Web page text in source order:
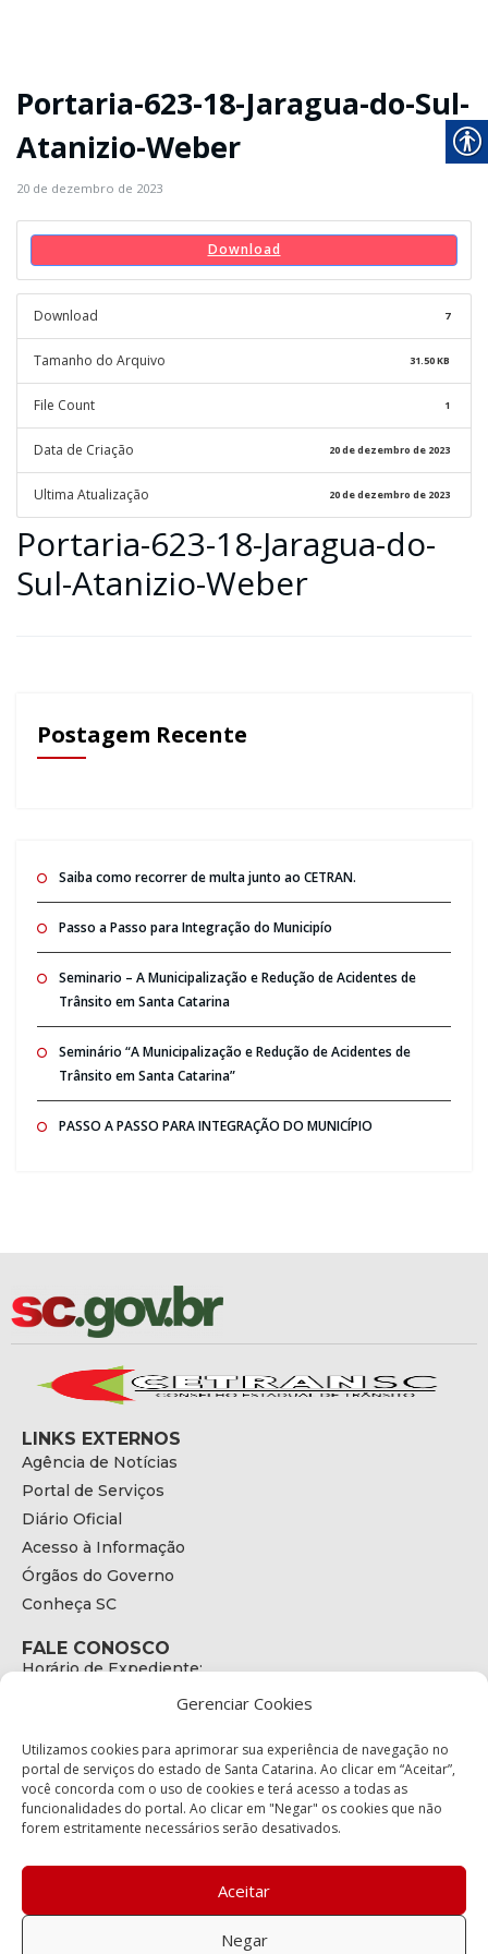
Gerenciar Cookies
Utilizamos cookies para aprimorar sua experiência de navegação no
portal de serviços do estado de Santa Catarina. Ao clicar em “Aceitar”,
você concorda com o uso de cookies e terá acesso a todas as
funcionalidades do portal. Ao clicar em "Negar" os cookies que não
forem estritamente necessários serão desativados.
Aceitar
Negar
Portaria-623-18-Jaragua-do-Sul-
Atanizio-Weber
20 de dezembro de 2023
Download
Download 7
Tamanho do Arquivo 31.50 KB
File Count 1
Data de Criação 20 de dezembro de 2023
Ultima Atualização 20 de dezembro de 2023
Portaria-623-18-Jaragua-do-
Sul-Atanizio-Weber
Postagem Recente
Saiba como recorrer de multa junto ao CETRAN.
Passo a Passo para Integração do Municipío
Seminario – A Municipalização e Redução de Acidentes de
Trânsito em Santa Catarina
Seminário “A Municipalização e Redução de Acidentes de
Trânsito em Santa Catarina”
PASSO A PASSO PARA INTEGRAÇÃO DO MUNICÍPIO
LINKS EXTERNOS
Agência de Notícias
Portal de Serviços
Diário Oficial
Acesso à Informação
Órgãos do Governo
Conheça SC
FALE CONOSCO
Horário de Expediente:
E-mail:
secretariaexecutiva@cetran.sc.gov.br
ENDEREÇO
Endereço:
Bairro:
Coqueiros, Florianópolis SC
88.080-160